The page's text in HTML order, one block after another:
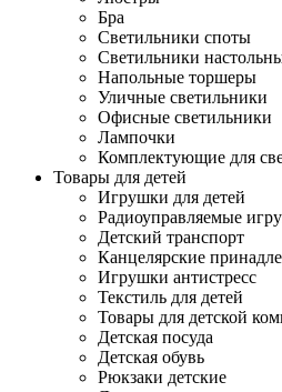
Бра
Светильники споты
Светильники
Напольные торшеры
Уличные светильники
Офисные светильники
Лампочки
Комплектующие для
Товары для детей
Игрушки для детей
Радиоуправляемые
Детский транспорт
Канцелярские
Игрушки антистресс
Текстиль для детей
Товары для детской
Детская посуда
Детская обувь
Рюкзаки детские